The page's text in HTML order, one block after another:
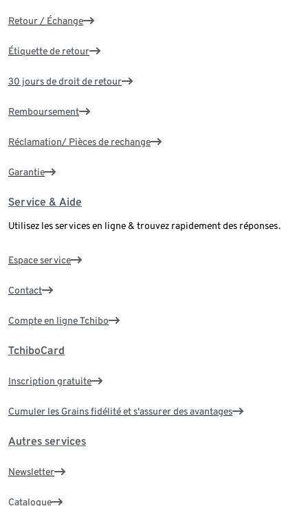
Retour / Échange
Étiquette de retour
30 jours de droit de retour
Remboursement
Réclamation/ Pièces de rechange
Garantie
Service & Aide
Utilisez les services en ligne & trouvez rapidement des réponses.
Espace service
Contact
Compte en ligne Tchibo
TchiboCard
Inscription gratuite
Cumuler les Grains fidélité et s'assurer des avantages
Autres services
Newsletter
Catalogue